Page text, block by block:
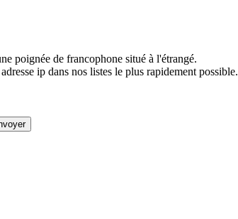
poignée de francophone situé à l'étrangé.
ip dans nos listes le plus rapidement possible.